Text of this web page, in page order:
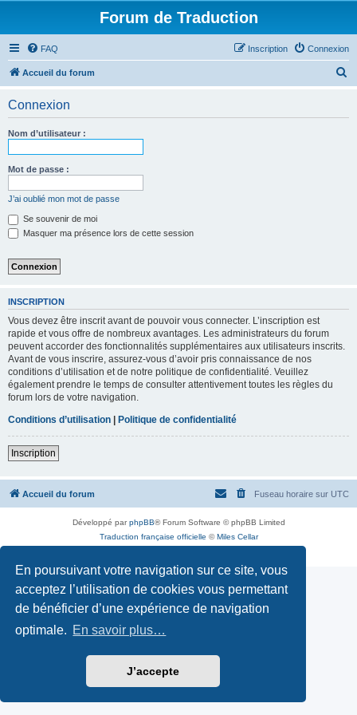
En poursuivant votre navigation sur ce site, vous
acceptez l’utilisation de cookies vous permettant
de bénéficier d’une expérience de navigation
optimale. En savoir plus…
J’accepte
Forum de Traduction
FAQ Connexion
Inscription
Accueil du forum
Connexion
Nom d’utilisateur :
Mot de passe :
J’ai oublié mon mot de passe
Se souvenir de moi
Masquer ma présence lors de cette session
INSCRIPTION
Vous devez être inscrit avant de pouvoir vous connecter. L’inscription est
rapide et vous offre de nombreux avantages. Les administrateurs du forum
peuvent accorder des fonctionnalités supplémentaires aux utilisateurs inscrits.
Avant de vous inscrire, assurez-vous d’avoir pris connaissance de nos
conditions d’utilisation et de notre politique de confidentialité. Veuillez
également prendre le temps de consulter attentivement toutes les règles du
forum lors de votre navigation.
Conditions d’utilisation | Politique de confidentialité
Inscription
Accueil du forum Fuseau horaire sur UTC
Développé parphpBB® Forum Software © phpBB Limited
Traduction française officielle ©Miles Cellar